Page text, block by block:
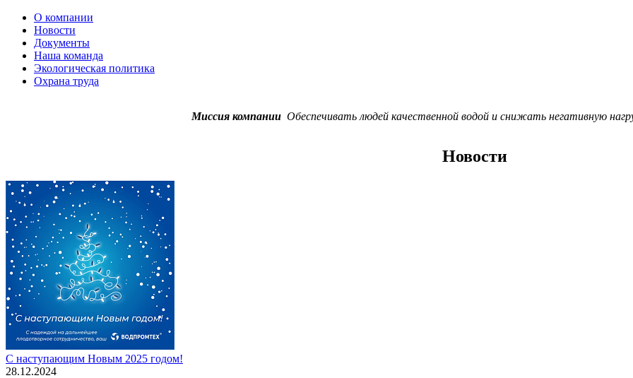
О компании
Новости
Документы
Наша команда
Экологическая политика
Охрана труда
Миссия компании Обеспечивать людей качественной водой и снижать негативную
Новости
С наступающим Новым 2025 годом!
28.12.2024